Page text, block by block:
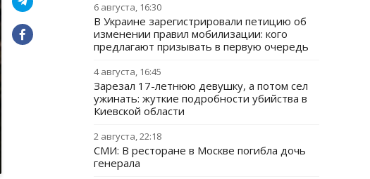
6 августа, 16:30
В Украине зарегистрировали петицию об
изменении правил мобилизации: кого
предлагают призывать в первую очередь
4 августа, 16:45
Зарезал 17-летнюю девушку, а потом сел
ужинать: жуткие подробности убийства в
Киевской области
2 августа, 22:18
СМИ: В ресторане в Москве погибла дочь
генерала